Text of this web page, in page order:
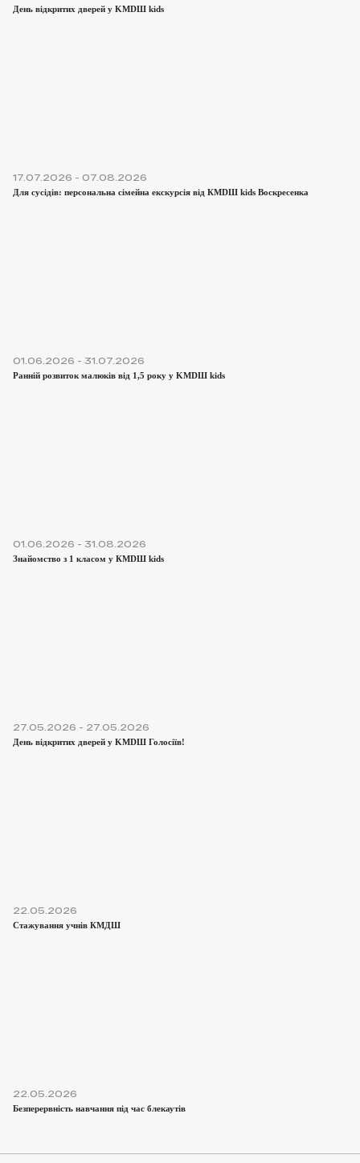
День відкритих дверей у KMDШ kids
17.07.2026 - 07.08.2026
Для сусідів: персональна сімейна екскурсія від КМDШ kids Воскресенка
01.06.2026 - 31.07.2026
Ранній розвиток малюків від 1,5 року у KMDШ kids
01.06.2026 - 31.08.2026
Знайомство з 1 класом у КМDШ kids
27.05.2026 - 27.05.2026
День відкритих дверей у KMDШ Голосіїв!
22.05.2026
Стажування учнів КМДШ
22.05.2026
Безперервність навчання під час блекаутів